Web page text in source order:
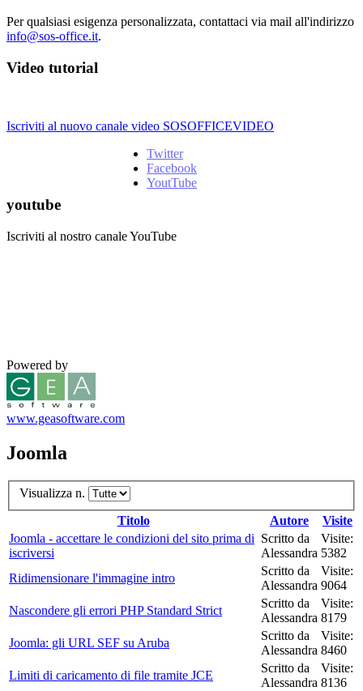
Per qualsiasi esigenza personalizzata, contattaci via mail all'indirizzo
info@sos-office.it.
Video tutorial
Iscriviti al nuovo canale video SOSOFFICEVIDEO
Twitter
Facebook
YoutTube
youtube
Iscriviti al nostro canale YouTube
Powered by
www.geasoftware.com
Joomla
Visualizza n.
Titolo
Autore
Visite
Joomla - accettare le condizioni del sito prima di
iscriversi
Scritto da
Alessandra
Visite:
5382
Ridimensionare l'immagine intro
Scritto da
Alessandra
Visite:
9064
Nascondere gli errori PHP Standard Strict
Scritto da
Alessandra
Visite:
8179
Joomla: gli URL SEF su Aruba
Scritto da
Alessandra
Visite:
8460
Limiti di caricamento di file tramite JCE
Scritto da
Alessandra
Visite:
8136